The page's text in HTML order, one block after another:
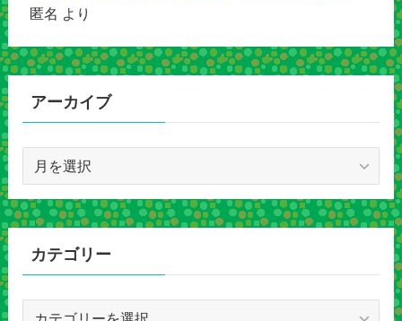
匿名 より
アーカイブ
カ
イ
カテゴリー